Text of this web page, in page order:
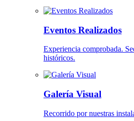
Eventos Realizados
Experiencia comprobada.
históricos.
Galería Visual
Recorrido por nuestras